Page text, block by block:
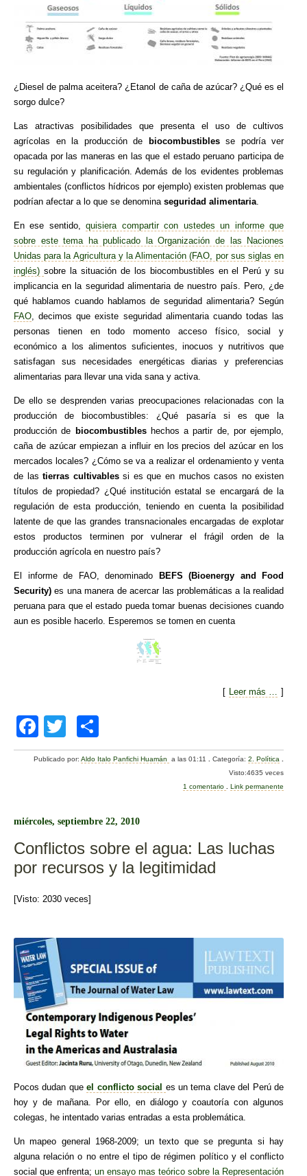
¿Diesel de palma aceitera? ¿Etanol de caña de azúcar? ¿Qué es el
sorgo dulce?
Las atractivas posibilidades que presenta el uso de cultivos
agrícolas en la producción de
biocombustiblesse podría ver
opacada por las maneras en las que el estado peruano participa de
su regulación y planificación. Además de los evidentes problemas
ambientales (conflictos hídricos por ejemplo) existen problemas que
podrían afectar a lo que se denomina seguridad alimentaria
En ese sentido,quisiera compartir con ustedes un informe que
sobre este tema ha publicado la Organización de las Naciones
Unidas para la Agricultura y la Alimentación (FAO, por sus siglas en
inglés) sobre la situación de los biocombustibles en el Perú y su
implicancia en la seguridad alimentaria de nuestro país. Pero, ¿de
qué hablamos cuando hablamos de seguridad alimentaria? Según
FAO , decimos que existe seguridad alimentaria cuando todas las
personas tienen en todo momento acceso físico, social y
económico a los alimentos suficientes, inocuos y nutritivos que
satisfagan sus necesidades energéticas diarias y preferencias
alimentarias para llevar una vida sana y activa.
De ello se desprenden varias preocupaciones relacionadas con la
producción de biocombustibles: ¿Qué pasaría si es que la
producción de biocombustibleshechos a partir de, por ejemplo,
caña de azúcar empiezan a influir en los precios del azúcar en los
mercados locales? ¿Cómo se va a realizar el ordenamiento y venta
de lastierras cultivablessi es que en muchos casos no existen
títulos de propiedad? ¿Qué institución estatal se encargará de la
regulación de esta producción, teniendo en cuenta la posibilidad
latente de que las grandes transnacionales encargadas de explotar
estos productos terminen por vulnerar el frágil orden de la
producción agrícola en nuestro país?
El informe de FAO, denominado
BEFS (Bioenergy and Food
Security)es una manera de acercar las problemáticas a la realidad
peruana para que el estado pueda tomar buenas decisiones cuando
aun es posible hacerlo. Esperemos se tomen en cuenta
[ Leer más … ]
F
a
b
o
o
k
wi
tt
o
m
ar
tir
Publicado por:Aldo Italo Panfichi Huamán a las 01:11 .Categoría:2. Política
Visto:4635 veces
1 comentario
Link permanente
miércoles, septiembre 22, 2010
Conflictos sobre el agua: Las luchas
por recursos y la legitimidad
[Visto: 2030 veces]
Pocos dudan queel conflicto social es un tema clave del Perú de
hoy y de mañana. Por ello, en diálogo y coautoría con algunos
colegas, he intentado varias entradas a esta problemática.
Un mapeo general 1968-2009; un texto que se pregunta si hay
alguna relación o no entre el tipo de régimen político y el conflicto
social que enfrenta;un ensayo mas teórico sobre la Representación